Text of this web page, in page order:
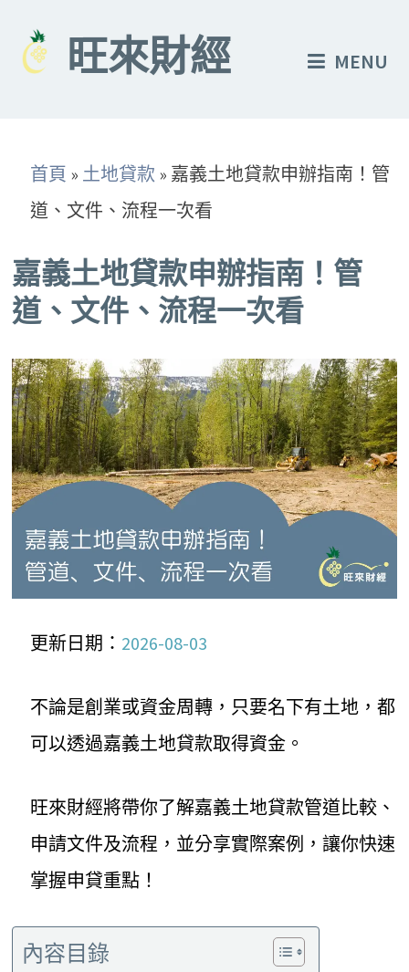
content
旺來財經 MENU
首頁 » 土地貸款 » 嘉義土地貸款申辦指南！管
道、文件、流程一次看
嘉義土地貸款申辦指南！管
道、文件、流程一次看
更新日期： 2026-08-03
不論是創業或資金周轉，只要名下有土地，都
可以透過嘉義土地貸款取得資金。
旺來財經將帶你了解嘉義土地貸款管道比較、
申請文件及流程，並分享實際案例，讓你快速
掌握申貸重點！
內容目錄